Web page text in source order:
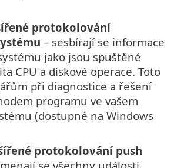
protokolování
– sesbírají se informace
jako jsou spuštěné
CPU a diskové operace. Toto
při diagnostice a řešení
programu ve vašem
(dostupné na Windows
protokolování push